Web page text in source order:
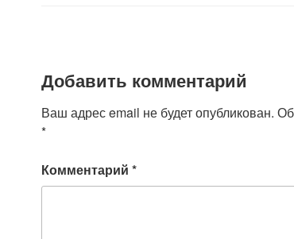
ki
Добавить комментарий
Ваш адрес email не будет опубликован.
*
Комментарий *